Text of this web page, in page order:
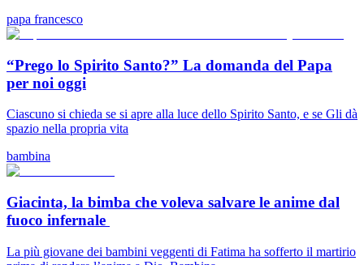
papa francesco
“Prego lo Spirito Santo?” La domanda del Papa
per noi oggi
Ciascuno si chieda se si apre alla luce dello Spirito Santo, e se Gli dà
spazio nella propria vita
bambina
Giacinta, la bimba che voleva salvare le anime dal
fuoco infernale
La più giovane dei bambini veggenti di Fatima ha sofferto il martirio